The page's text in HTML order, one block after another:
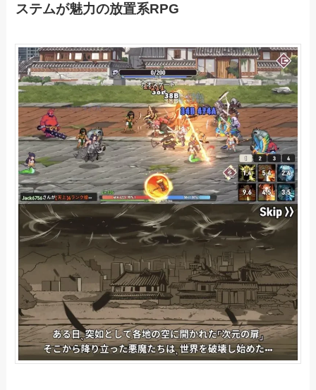
ステムが魅力の放置系RPG